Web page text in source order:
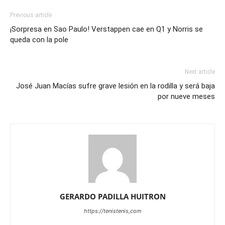
Previous article
¡Sorpresa en Sao Paulo! Verstappen cae en Q1 y Norris se
queda con la pole
Next article
José Juan Macías sufre grave lesión en la rodilla y será baja
por nueve meses
GERARDO PADILLA HUITRON
https://tenistenis,com